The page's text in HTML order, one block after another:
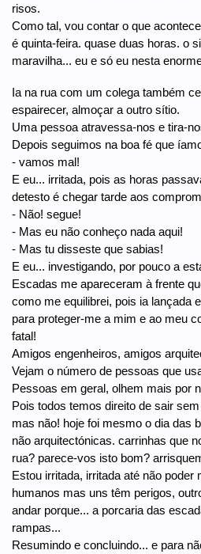
risos.
Como tal, vou contar o que
é quinta-feira. quase duas horas. o
maravilha... eu e só eu nesta
Ia na rua com um colega também
espairecer, almoçar a outro sítio.
Uma pessoa atravessa-nos e tira-
Depois seguimos na boa fé que
- vamos mal!
E eu... irritada, pois as horas
detesto é chegar tarde aos
- Não! segue!
- Mas eu não conheço nada aqui!
- Mas tu disseste que sabias!
E eu... investigando, por pouco a
Escadas me apareceram à frente
como me equilibrei, pois ia lançada
para proteger-me a mim e ao meu
fatal!
Amigos engenheiros, amigos
Vejam o número de pessoas que
Pessoas em geral, olhem mais por
Pois todos temos direito de sair
mas não! hoje foi mesmo o dia das
não arquitectónicas. carrinhas que
rua? parece-vos isto bom?
Estou irritada, irritada até não poder
humanos mas uns têm perigos,
andar porque... a porcaria das
rampas...
Resumindo e concluindo... e para